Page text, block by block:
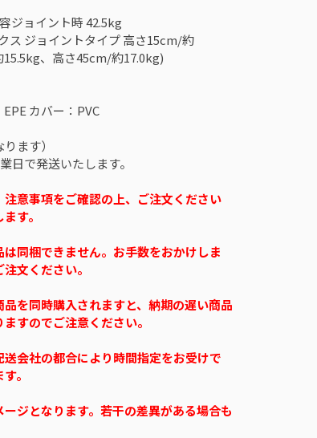
ジョイント時 42.5kg
ス ジョイントタイプ 高さ15cm/約
、高さ45cm/約17.0kg)
カバー：PVC
ます）
日で発送いたします。
意事項をご確認の上、ご注文ください
す。
同梱できません。お手数をおかけしま
文ください。
を同時購入されますと、納期の遅い商品
すのでご注意ください。
会社の都合により時間指定をお受けで
。
ジとなります。若干の差異がある場合も